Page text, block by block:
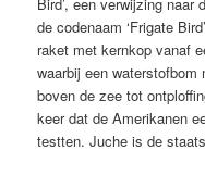
Bird’, een verwijzing
de codenaam ‘Frigate
raket met kernkop vanaf
waarbij een
boven de zee tot
keer dat de Amerikanen
testten. Juche is de